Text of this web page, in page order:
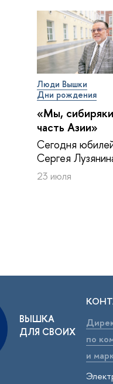
Люди Вышки
Дни рождения
«Мы,
часть Азии»
Сегодня
Сергея
23 июля
ВЫШКА
ДЛЯ СВОИХ
по
и